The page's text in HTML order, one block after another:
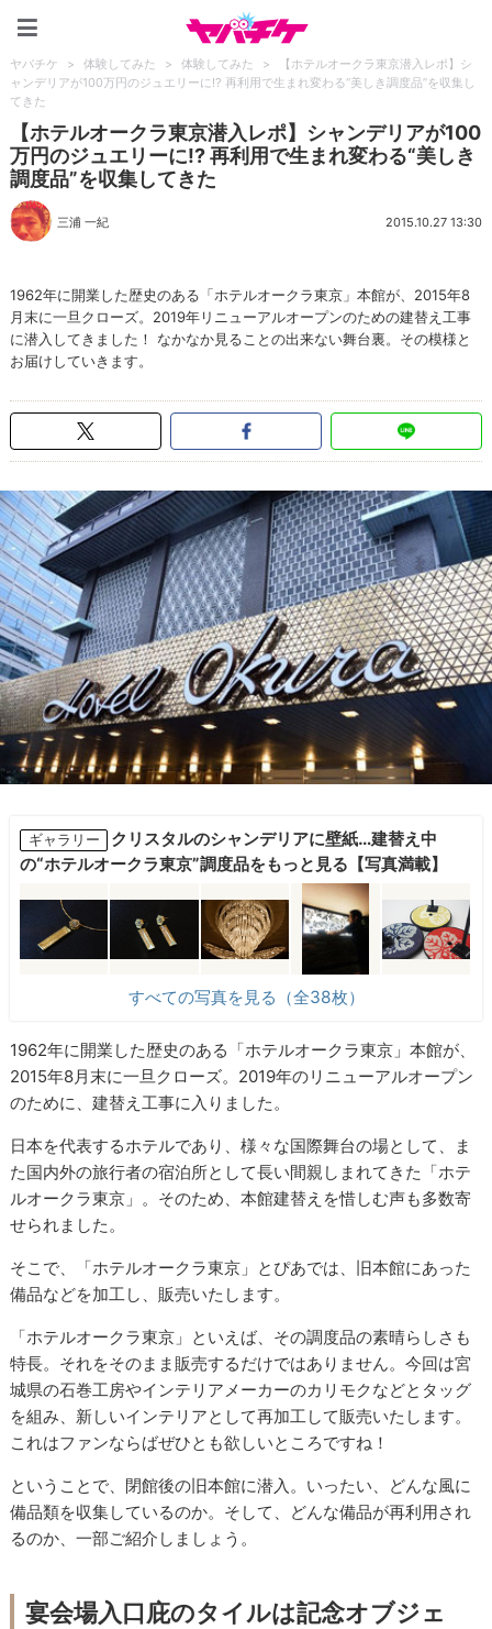
ヤバチケ > 体験してみた > 体験してみた >
【ホテルオークラ東京潜入レポ】シ
ャンデリアが100万円のジュエリーに!? 再利用で生まれ変わる“美しき調度品”を収集し
てきた
【ホテルオークラ東京潜入レポ】シャンデリアが100
万円のジュエリーに!? 再利用で生まれ変わる“美しき
調度品”を収集してきた
三浦 一紀 2015.10.27 13:30
1962年に開業した歴史のある「ホテルオークラ東京」本館が、2015年8
月末に一旦クローズ。2019年リニューアルオープンのための建替え工事
に潜入してきました！ なかなか見ることの出来ない舞台裏。その模様と
お届けしていきます。
ギャラリー
クリスタルのシャンデリアに壁紙…建替え中
の“ホテルオークラ東京”調度品をもっと見る【写真満載】
すべての写真を見る（全38枚）
1962年に開業した歴史のある「ホテルオークラ東京」本館が、
2015年8月末に一旦クローズ。2019年のリニューアルオープン
のために、建替え工事に入りました。
日本を代表するホテルであり、様々な国際舞台の場として、ま
た国内外の旅行者の宿泊所として長い間親しまれてきた「ホテ
ルオークラ東京」。そのため、本館建替えを惜しむ声も多数寄
せられました。
そこで、「ホテルオークラ東京」とぴあでは、旧本館にあった
備品などを加工し、販売いたします。
「ホテルオークラ東京」といえば、その調度品の素晴らしさも
特長。それをそのまま販売するだけではありません。今回は宮
城県の石巻工房やインテリアメーカーのカリモクなどとタッグ
を組み、新しいインテリアとして再加工して販売いたします。
これはファンならばぜひとも欲しいところですね！
ということで、閉館後の旧本館に潜入。いったい、どんな風に
備品類を収集しているのか。そして、どんな備品が再利用され
るのか、一部ご紹介しましょう。
宴会場入口庇のタイルは記念オブジェ